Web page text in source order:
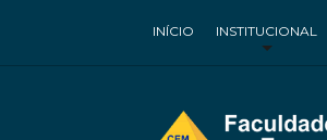
INÍCIO INSTITUCIONAL